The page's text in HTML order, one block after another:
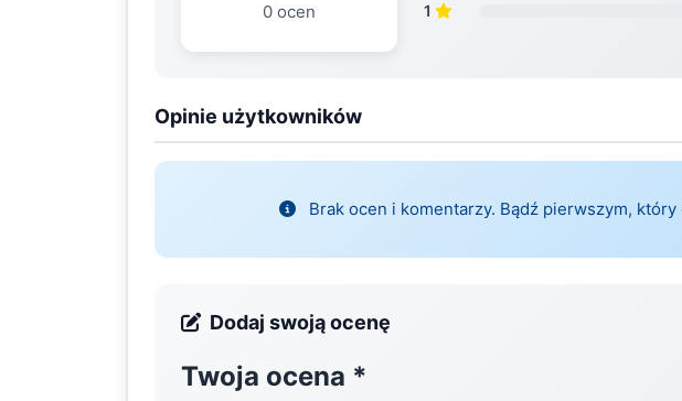
0 ocen
1
Opinie użytkowników
Brak ocen i komentarzy. Bądź pierwszym,
Dodaj swoją ocenę
Twoja ocena *